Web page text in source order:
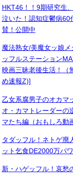
HKT46！！9期研究生
泣いた！認知症鬱病60
賛！公開中
魔法熟女/美魔女ッ娘
ッフルステーション
映画三昧老後生活！（
め速報Z)]
乙女系腐男子のオカマ
オ・カマトレーダー
マたち編（おもしろ動
タダッフル！ネトゲ廃
ット乞食DE2000万パワ
新・ハゲッフル！哀愁